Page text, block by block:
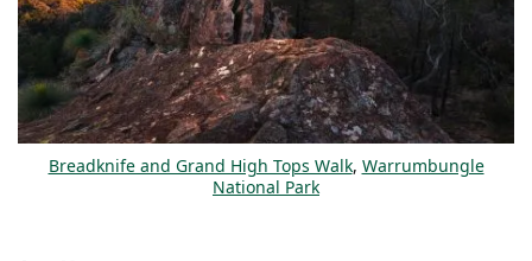
Breadknife and Grand High Tops Walk, Warrumbungle
National Park